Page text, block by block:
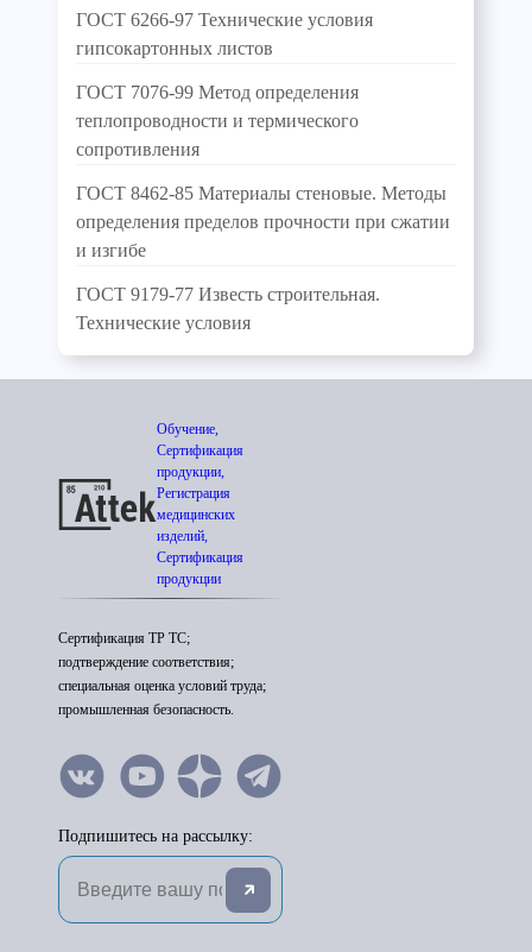
ГОСТ 6266-97 Технические условия
гипсокартонных листов
ГОСТ 7076-99 Метод определения
теплопроводности и термического
сопротивления
ГОСТ 8462-85 Материалы стеновые. Методы
определения пределов прочности при сжатии
и изгибе
ГОСТ 9179-77 Известь строительная.
Технические условия
Обучение,
Сертификация
продукции,
Регистрация
медицинских
изделий,
Сертификация
продукции
Сертификация ТР ТС;
подтверждение соответствия;
специальная оценка условий труда;
промышленная безопасность.
Подпишитесь на рассылку: